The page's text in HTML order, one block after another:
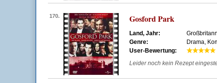
170. Gosford Park
Land, Jahr:
Genre:
Drama,
User-Bewertung:
Leider noch kein Rezept